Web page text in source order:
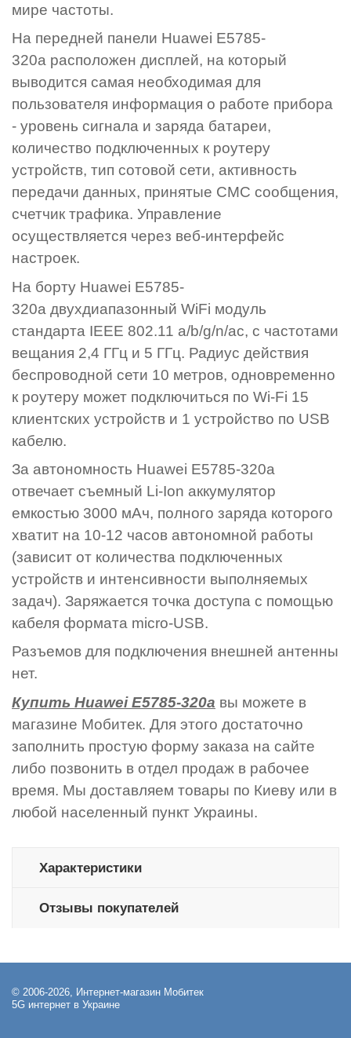
мире частоты.
На передней панели Huawei E5785-
320а расположен дисплей, на который
выводится самая необходимая для
пользователя информация о работе прибора
- уровень сигнала и заряда батареи,
количество подключенных к роутеру
устройств, тип сотовой сети, активность
передачи данных, принятые СМС сообщения,
счетчик трафика. Управление
осуществляется через веб-интерфейс
настроек.
На борту Huawei E5785-
320а двухдиапазонный WiFi модуль
стандарта IEEE 802.11 a/b/g/n/ac, с частотами
вещания 2,4 ГГц и 5 ГГц. Радиус действия
беспроводной сети 10 метров, одновременно
к роутеру может подключиться по Wi-Fi 15
клиентских устройств и 1 устройство по USB
кабелю.
За автономность Huawei E5785-320а
отвечает съемный Li-Ion аккумулятор
емкостью 3000 мАч, полного заряда которого
хватит на 10-12 часов автономной работы
(зависит от количества подключенных
устройств и интенсивности выполняемых
задач). Заряжается точка доступа с помощью
кабеля формата micro-USB.
Разъемов для подключения внешней антенны
нет.
Купить Huawei E5785-320а вы можете в
магазине Мобитек. Для этого достаточно
заполнить простую форму заказа на сайте
либо позвонить в отдел продаж в рабочее
время. Мы доставляем товары по Киеву или в
любой населенный пункт Украины.
Характеристики
Отзывы покупателей
© 2006-2026, Интернет-магазин Мобитек
5G интернет в Украине